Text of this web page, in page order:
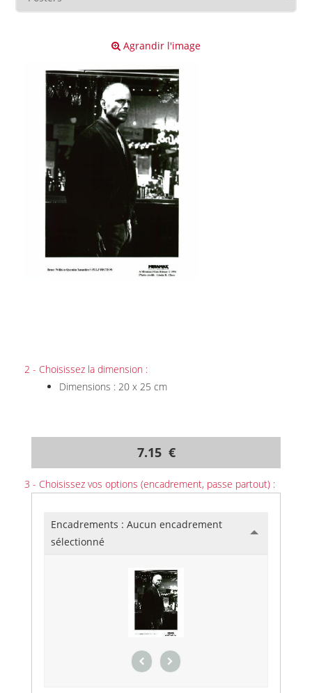
Agrandir l'image
2 - Choisissez la dimension :
Dimensions : 20 x 25 cm
7.15 €
3 - Choisissez vos options (encadrement, passe partout) :
Encadrements : Aucun encadrement
sélectionné